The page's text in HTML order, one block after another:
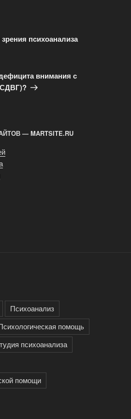
психоанализа
внимания с
— MARTSITE.RU
Психоанализ
помощь
психоанализа
помощи